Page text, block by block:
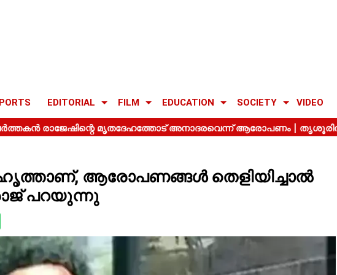
EDITORIAL FILM EDUCATION SOCIETY VIDEO
ആരോപണങ്ങൾ തെളിയിച്ചാൽ
പറയുന്നു